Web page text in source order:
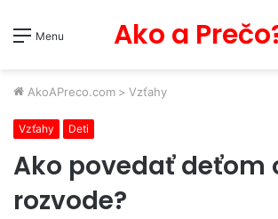
Menu Ako a
AkoAPreco.com > Vzťahy
Vzťahy Deti
Ako povedať deťom
rozvode?